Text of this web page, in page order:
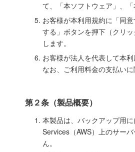
て、「本ソフトウェア」、
お客様が本利用規約に「同
する」ボタンを押下（クリ
します。
お客様が法人を代表して本
なお、ご利用料金の支払い
第２条（製品概要）
本製品は、バックアップ用
Services（AWS）上のサー
ん。